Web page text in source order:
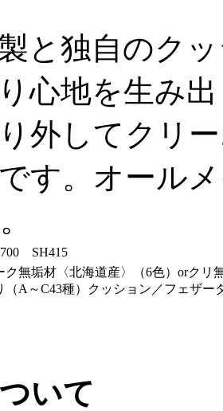
と独自のク
心地を生み
外してクリ
す。オール
SH415
ク無垢材〈北海道産〉（6色）orクリ
（A～C43種）クッション／フェザー
いて